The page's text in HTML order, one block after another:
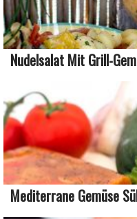
Nudelsalat Mit Grill-
Mediterrane Gemüse